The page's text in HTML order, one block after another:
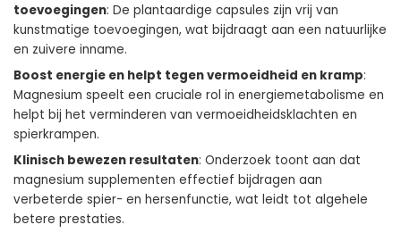
toevoegingen: De plantaardige capsules zijn vrij van
kunstmatige toevoegingen, wat bijdraagt aan een natuurlijke
en zuivere inname.
Boost energie en helpt tegen vermoeidheid en kramp:
Magnesium speelt een cruciale rol in energiemetabolisme en
helpt bij het verminderen van vermoeidheidsklachten en
spierkrampen.
Klinisch bewezen resultaten: Onderzoek toont aan dat
magnesium supplementen effectief bijdragen aan
verbeterde spier- en hersenfunctie, wat leidt tot algehele
betere prestaties.